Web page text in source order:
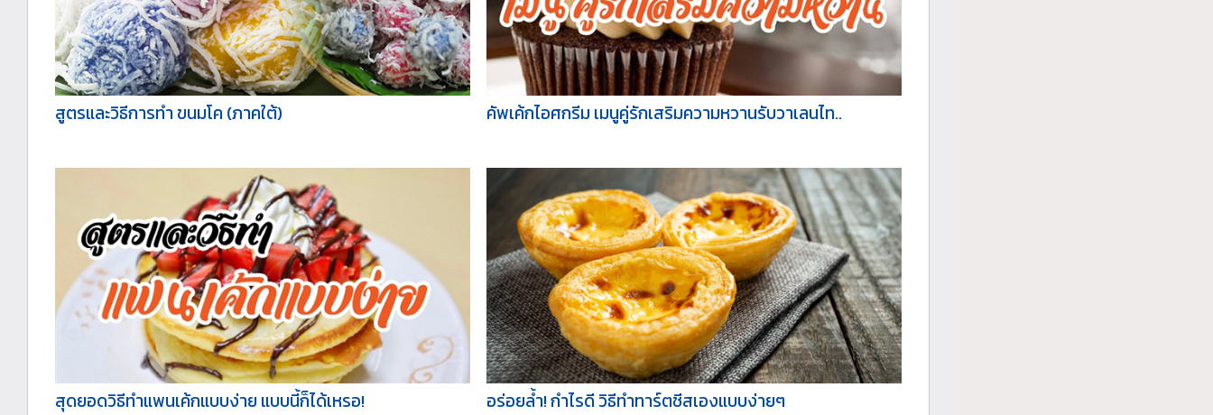
สูตรและวิธีการทำ ขนมโค (ภาคใต้) คัพเค้กไอศกรีม เมนูคู่รักเสริมความหวานรับวาเลนไท..
สุดยอดวิธีทำแพนเค้กแบบง่าย แบบนี้ก็ได้เหรอ! อร่อยล้ำ! กำไรดี วิธีทำทาร์ตชีสเองแบบง่ายๆ